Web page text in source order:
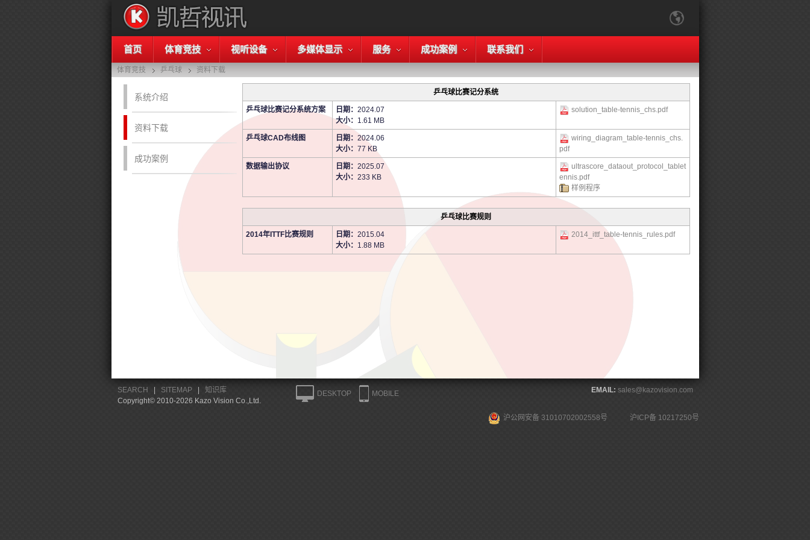
首页 体育竞技 视听设备 多媒体显示 服务 成功案例 联系我们
体育竞技 乒乓球 资料下载
系统介绍
资料下载
成功案例
乒乓球比赛记分系统
乒乓球比赛记分系统方案 日期： 2024.07
大小： 1.61 MB
solution_table-tennis_chs.pdf
乒乓球CAD布线图 日期： 2024.06
大小： 77 KB
wiring_diagram_table-tennis_chs.
pdf
数据输出协议 日期： 2025.07
大小： 233 KB
ultrascore_dataout_protocol_tablet
ennis.pdf
样例程序
乒乓球比赛规则
2014年ITTF比赛规则 日期： 2015.04
大小： 1.88 MB
2014_ittf_table-tennis_rules.pdf
SEARCH SITEMAP| 知识库
Copyright© 2010-2026 Kazo Vision Co.,Ltd.
DESKTOP MOBILE EMAIL: sales@kazovision.com
沪公网安备 31010702002558号 沪ICP备 10217250号